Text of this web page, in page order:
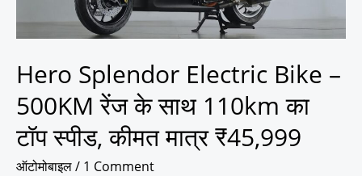
Hero Splendor Electric Bike –
500KM रेंज के साथ 110km का
टॉप स्पीड, कीमत मात्र ₹45,999
ऑटोमोबाइल/ 1 Comment
साथ
का
टॉप
स्पीड,
कीमत
मात्र
₹45,999